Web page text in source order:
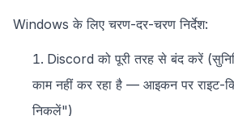
Windows के लिए चरण-दर-चरण निर्देश:
Discord को पूरी तरह से बंद करें
काम नहीं कर रहा है — आइकन पर राइट-
निकलें")